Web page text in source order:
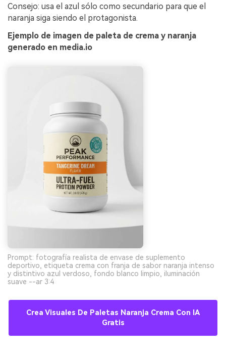
Consejo: usa el azul sólo como secundario para que el
naranja siga siendo el protagonista.
Ejemplo de imagen de paleta de crema y naranja
generado en media.io
Prompt: fotografía realista de envase de suplemento
deportivo, etiqueta crema con franja de sabor naranja intenso
y distintivo azul verdoso, fondo blanco limpio, iluminación
suave --ar 3:4
Crea Visuales De Paletas Naranja Crema Con IA
Gratis